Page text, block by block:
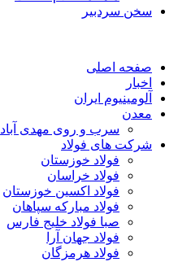
سخن سردبیر
صفحه اصلی
اخبار
آلومینیوم ایران
معدن
سرب و روی مهدی آباد
شرکت های فولاد
فولاد خوزستان
فولاد خراسان
فولاد اکسین خوزستان
فولاد مبارکه سپاهان
صبا فولاد خلیج فارس
فولاد جهان آرا
فولاد هرمزگان